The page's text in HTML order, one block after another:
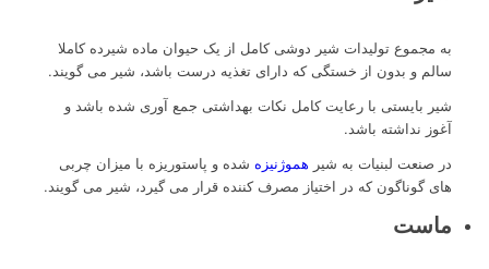
به مجموع تولیدات شیر دوشی کامل از یک حیوان ماده شیرده کاملا
سالم و بدون از خستگی که دارای تغذیه درست باشد، شیر می گویند.
شیر بایستی با رعایت کامل نکات بهداشتی جمع آوری شده باشد و
آغوز نداشته باشد.
در صنعت لبنیات به شیر هموژنیزه شده و پاستوریزه با میزان چربی
های گوناگون که در اختیاز مصرف کننده قرار می گیرد، شیر می گویند.
ماست